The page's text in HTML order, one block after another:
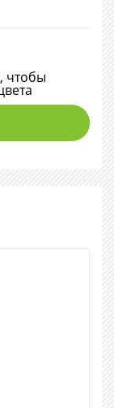
чтобы